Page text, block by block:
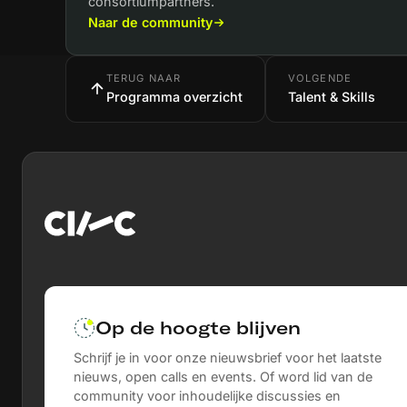
omgevingen — en verzamelen we ervaringen
van ontwerpers, zorgprofessionals,
communicatieadviseurs en
omgevingsanalisten. We bouwen voort op
bestaande, al langdurig gebruikte XR-
leeromgevingen en een bewezen
gespreksanalyse, user experience design,
leeromgevingen. Deze principes richten zich
op onder meer helderheid, interactie, reflectie,
toegankelijkheid en waardenbewust ontwerp.
De resultaten leveren schaalbare kennis op
voor de brede XR-sector: van ontwerpstudio’s
Naar de community
TERUG NAAR
Programma overzicht
VOLGENDE
Talent & Skills
Op de hoogte blijven
Schrijf je in voor onze nieuwsbrief voor het laatste
nieuws, open calls en events. Of word lid van de
community voor inhoudelijke discussies en